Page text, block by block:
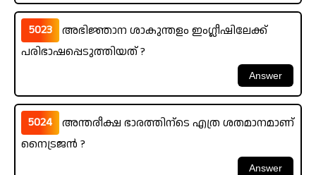
5023
അഭിജ്ഞാന ശാകുന്തളം ഇംഗ്ലീഷിലേക്ക്
പരിഭാഷപ്പെടുത്തിയത് ?
5024
അന്തരീക്ഷ ഭാരത്തിന്ടെ എത്ര ശതമാനമാണ്
നൈട്രജൻ ?